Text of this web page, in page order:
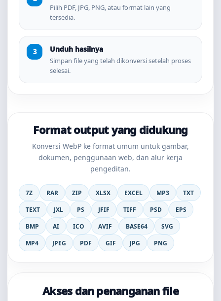
Pilih PDF, JPG, PNG, atau format lain yang
tersedia.
Unduh hasilnya
Simpan file yang telah dikonversi setelah proses
selesai.
Format output yang didukung
Konversi WebP ke format umum untuk gambar,
dokumen, penggunaan web, dan alur kerja
pengeditan.
7Z RAR ZIP XLSX EXCEL MP3
TXT
TEXT
JXL PS JFIF TIFF PSD
EPS
BMP
AI ICO AVIF BASE64
SVG
MP4
JPEG PDF GIF JPG PNG
Akses dan penanganan file